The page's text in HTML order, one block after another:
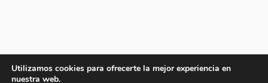
Utilizamos cookies para ofrecerte la mejor experiencia en
nuestra web.